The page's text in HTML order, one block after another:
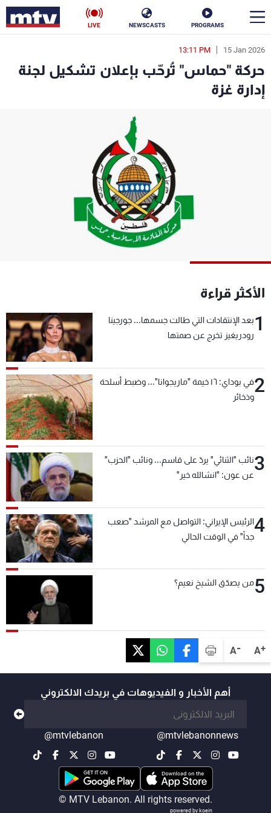
PROGRAMS
NEWSCASTS
LIVE
A+
A-
15 Jan 2026
13:11 PM
حركة "حماس" تُرحّب بإعلان تشكيل لجنة
إدارة غزة
الأكثر قراءة
1بعد الإنتقادات التي طالت جسمها... جورجينا
رودريغيز تخرج عن صمتها
2
في بوداي: ١٦ خيمة "ماريجوانا"... وضبط أسلحة
وذخائر
3نائب "الثنائي" يردّ على قاسم... ونائب "الحزب"
عن عون: "انشالله خير"
4الرئيس الإيراني: التواصل مع المرشد "صعب
جداً" في الوقت الحالي
5من يصدّق الشيخ نعيم؟
أهم الأخبار و الفيديوهات في بريدك الالكتروني
@mtvlebanonnews
@mtvlebanon
© MTV Lebanon. All rights reserved.
powered by koein
en
الأخبار
فن
رياضة
شاهد البرامج
الترددات
عن MTV
سياسة الخصوصية